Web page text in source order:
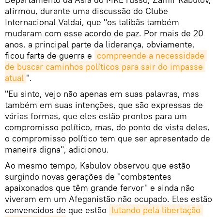
afirmou, durante uma discussão do Clube
Internacional Valdai, que "os talibãs também
mudaram com esse acordo de paz. Por mais de 20
anos, a principal parte da liderança, obviamente,
ficou farta de guerra e compreende a necessidade
de buscar caminhos políticos para sair do impasse
atual ".
"Eu sinto, vejo não apenas em suas palavras, mas
também em suas intenções, que são expressas de
várias formas, que eles estão prontos para um
compromisso político, mas, do ponto de vista deles,
o compromisso político tem que ser apresentado de
maneira digna", adicionou.
Ao mesmo tempo, Kabulov observou que estão
surgindo novas gerações de "combatentes
apaixonados que têm grande fervor" e ainda não
viveram em um Afeganistão não ocupado. Eles estão
convencidos de que estão lutando pela libertação